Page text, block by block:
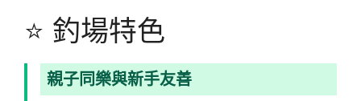
⭐ 釣場特色
親子同樂與新手友善